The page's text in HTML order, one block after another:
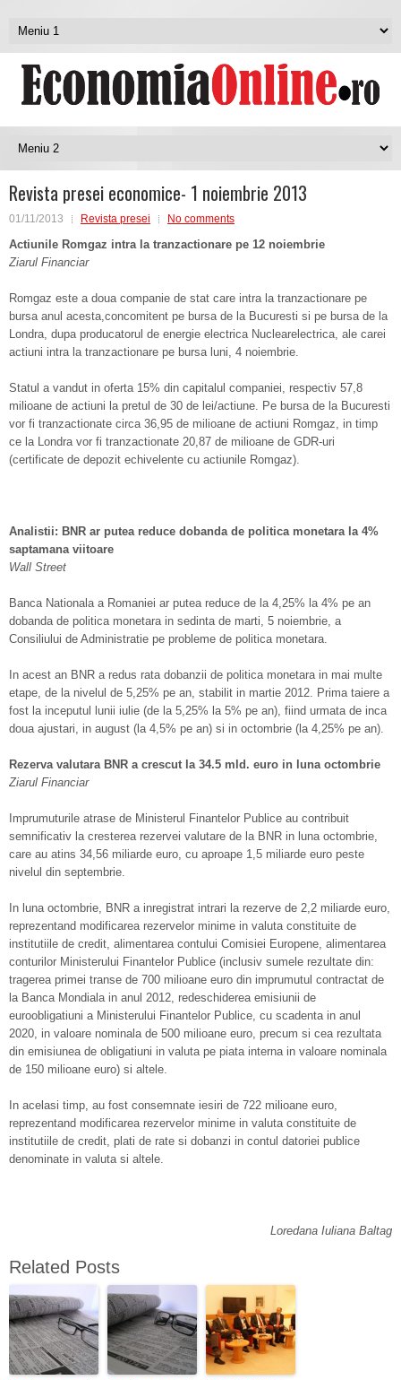
Revista presei economice- 1 noiembrie 2013
01/11/2013 Revista presei No comments
Actiunile Romgaz intra la tranzactionare pe 12 noiembrie
Ziarul Financiar
Romgaz este a doua companie de stat care intra la tranzactionare pe
bursa anul acesta,concomitent pe bursa de la Bucuresti si pe bursa de la
Londra, dupa producatorul de energie electrica Nuclearelectrica, ale carei
actiuni intra la tranzactionare pe bursa luni, 4 noiembrie.
Statul a vandut in oferta 15% din capitalul companiei, respectiv 57,8
milioane de actiuni la pretul de 30 de lei/actiune. Pe bursa de la Bucuresti
vor fi tranzactionate circa 36,95 de milioane de actiuni Romgaz, in timp
ce la Londra vor fi tranzactionate 20,87 de milioane de GDR-uri
(certificate de depozit echivelente cu actiunile Romgaz).
Analistii: BNR ar putea reduce dobanda de politicamonetara la 4%
saptamana viitoare
Wall Street
Banca Nationala a Romaniei ar putea reduce de la 4,25% la 4% pe an
dobanda de politica monetara in sedinta de marti, 5 noiembrie, a
Consiliului de Administratie pe probleme de politica monetara.
In acest an BNR a redus rata dobanzii de politica monetara in mai multe
etape, de la nivelul de 5,25% pe an, stabilit in martie 2012. Prima taiere a
fost la inceputul lunii iulie (de la 5,25% la 5% pe an), fiind urmata de inca
doua ajustari, in august (la 4,5% pe an) si in octombrie (la 4,25% pe an).
Rezerva valutara BNR a crescut la 34.5 mld. euro in luna octombrie
Ziarul Financiar
Imprumuturile atrase de Ministerul Finantelor Publice au contribuit
semnificativ la cresterea rezervei valutare de la BNR in luna octombrie,
care au atins 34,56 miliarde euro, cu aproape 1,5 miliarde euro peste
nivelul din septembrie.
In luna octombrie, BNR a inregistrat intrari la rezerve de 2,2 miliarde euro,
reprezentand modificarea rezervelor minime in valuta constituite de
institutiile de credit, alimentarea contului Comisiei Europene, alimentarea
conturilor Ministerului Finantelor Publice (inclusiv sumele rezultate din:
tragerea primei transe de 700 milioane euro din imprumutul contractat de
la Banca Mondiala in anul 2012, redeschiderea emisiunii de
euroobligatiuni a Ministerului Finantelor Publice, cu scadenta in anul
2020, in valoare nominala de 500 milioane euro, precum si cea rezultata
din emisiunea de obligatiuni in valuta pe piata interna in valoare nominala
de 150 milioane euro) si altele.
In acelasi timp, au fost consemnate iesiri de 722 milioane euro,
reprezentand modificarea rezervelor minime in valuta constituite de
institutiile de credit, plati de rate si dobanzi in contul datoriei publice
denominate in valuta si altele.
Loredana Iuliana Baltag
Related Posts